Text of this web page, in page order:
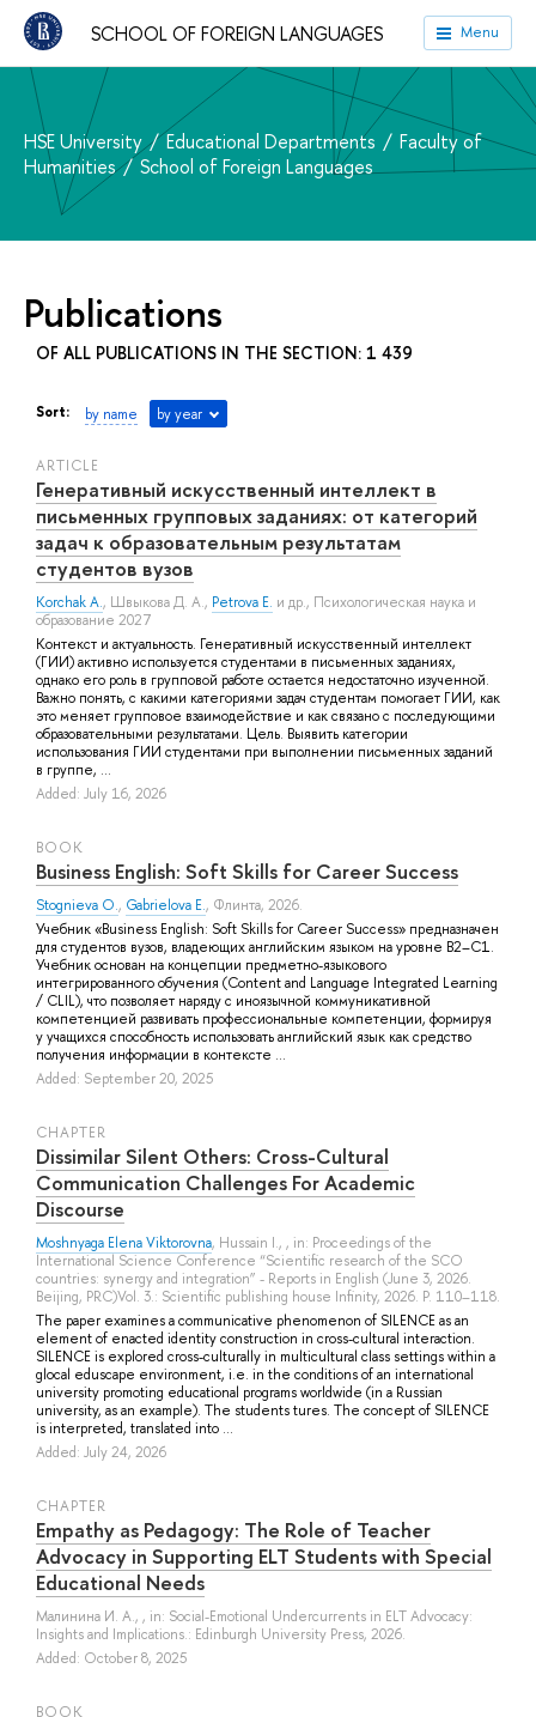
SCHOOL OF FOREIGN LANGUAGES Menu
HSE University Educational Departments
Faculty of
Humanities
School of Foreign Languages
Publications
OF ALL PUBLICATIONS IN THE SECTION: 1 439
Sort: by name by year
ARTICLE
Генеративный искусственный интеллект в
письменных групповых заданиях: от категорий
задач к образовательным результатам
студентов вузов
Korchak A., Швыкова Д. А., Petrova E. и др., Психологическая наука и
образование 2027
Контекст и актуальность. Генеративный искусственный интеллект
(ГИИ) активно используется студентами в письменных заданиях,
однако его роль в групповой работе остается недостаточно изученной.
Важно понять, с какими категориями задач студентам помогает ГИИ, как
это меняет групповое взаимодействие и как связано с последующими
образовательными результатами. Цель. Выявить категории
использования ГИИ студентами при выполнении письменных заданий
в группе, ...
Added: July 16, 2026
BOOK
Business English: Soft Skills for Career Success
Stognieva O., Gabrielova E., Флинта, 2026.
Учебник «Business English: Soft Skills for Career Success» предназначен
для студентов вузов, владеющих английским языком на уровне B2–C1.
Учебник основан на концепции предметно-языкового
интегрированного обучения (Content and Language Integrated Learning
/ CLIL), что позволяет наряду с иноязычной коммуникативной
компетенцией развивать профессиональные компетенции, формируя
у учащихся способность использовать английский язык как средство
получения информации в контексте ...
Added: September 20, 2025
СHAPTER
Dissimilar Silent Others: Cross-Cultural
Communication Challenges For Academic
Discourse
Moshnyaga Elena Viktorovna, Hussain I., , in: Proceedings of the
International Science Conference “Scientific research of the SCO
countries: synergy and integration” - Reports in English (June 3, 2026.
Beijing, PRC)Vol. 3.: Scientific publishing house Infinity, 2026. P. 110–118.
The paper examines a communicative phenomenon of SILENCE as an
element of enacted identity construction in cross-cultural interaction.
SILENCE is explored cross-culturally in multicultural class settings within a
glocal eduscape environment, i.e. in the conditions of an international
university promoting educational programs worldwide (in a Russian
university, as an example). The students tures. The concept of SILENCE
is interpreted, translated into ...
Added: July 24, 2026
СHAPTER
Empathy as Pedagogy: The Role of Teacher
Advocacy in Supporting ELT Students with Special
Educational Needs
Малинина И. А., , in: Social-Emotional Undercurrents in ELT Advocacy:
Insights and Implications.: Edinburgh University Press, 2026.
Added: October 8, 2025
BOOK